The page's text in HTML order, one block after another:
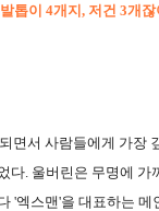
톱이 4개지, 저건 3개
면서 사람들에게 가장
다. 울버린은 무명에 가
'엑스맨'을 대표하는 메